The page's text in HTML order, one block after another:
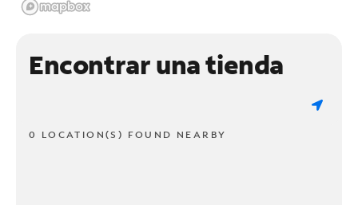
Encontrar una tienda
0 LOCATION(S) FOUND NEARBY